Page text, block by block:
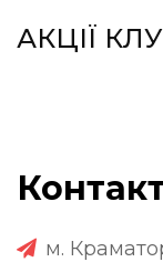
АКЦІЇ
м.